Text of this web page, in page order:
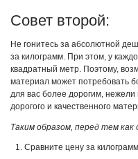
Совет второй:
Не гонитесь за абсолютной
за килограмм. При этом, у
квадратный метр. Поэтому,
материал может потребовать
для вас более дорогим,
дорогого и качественного
Таким образом, перед тем
Сравните цену за